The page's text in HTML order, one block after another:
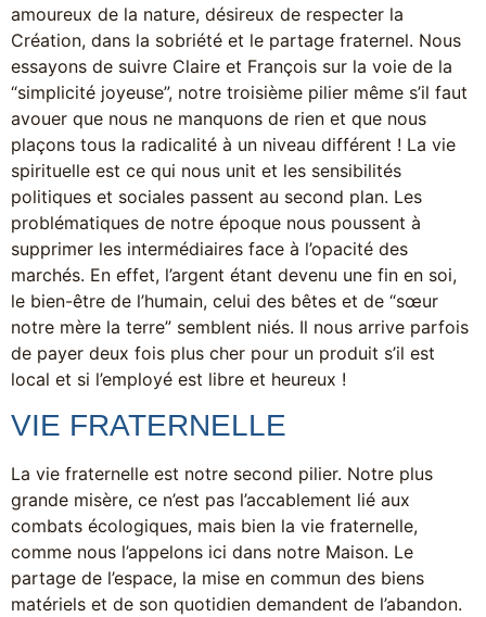
amoureux de la nature, désireux de respecter la
Création, dans la sobriété et le partage fraternel. Nous
essayons de suivre Claire et François sur la voie de la
“simplicité joyeuse”, notre troisième pilier même s’il faut
avouer que nous ne manquons de rien et que nous
plaçons tous la radicalité à un niveau différent ! La vie
spirituelle est ce qui nous unit et les sensibilités
politiques et sociales passent au second plan. Les
problématiques de notre époque nous poussent à
supprimer les intermédiaires face à l’opacité des
marchés. En effet, l’argent étant devenu une fin en soi,
le bien-être de l’humain, celui des bêtes et de “sœur
notre mère la terre” semblent niés. Il nous arrive parfois
de payer deux fois plus cher pour un produit s’il est
local et si l’employé est libre et heureux !
VIE FRATERNELLE
La vie fraternelle est notre second pilier. Notre plus
grande misère, ce n’est pas l’accablement lié aux
combats écologiques, mais bien la vie fraternelle,
comme nous l’appelons ici dans notre Maison. Le
partage de l’espace, la mise en commun des biens
matériels et de son quotidien demandent de l’abandon.